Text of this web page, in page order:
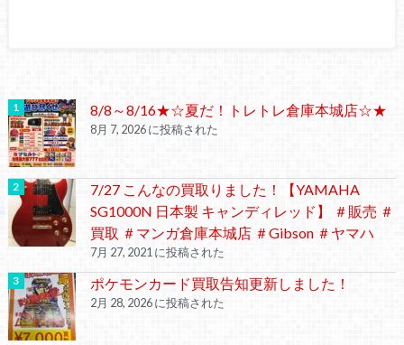
8/8～8/16★☆夏だ！トレトレ倉庫本城店☆★
8月 7, 2026 に投稿された
7/27 こんなの買取りました！【YAMAHA
SG1000N 日本製 キャンディレッド】 ＃販売 ＃
買取 ＃マンガ倉庫本城店 ＃Gibson ＃ヤマハ
7月 27, 2021 に投稿された
ポケモンカード買取告知更新しました！
2月 28, 2026 に投稿された